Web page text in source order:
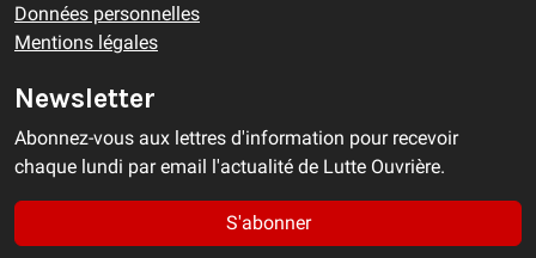
Données personnelles
Mentions légales
Newsletter
Abonnez-vous aux lettres d'information pour recevoir
chaque lundi par email l'actualité de Lutte Ouvrière.
S'abonner